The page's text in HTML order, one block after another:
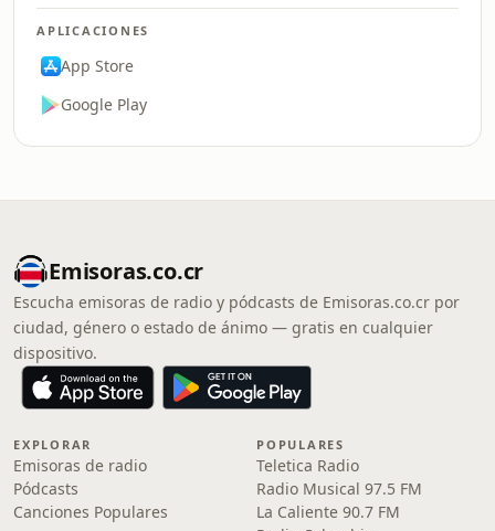
APLICACIONES
App Store
Google Play
Emisoras.co.cr
Escucha emisoras de radio y pódcasts de Emisoras.co.cr por
ciudad, género o estado de ánimo — gratis en cualquier
dispositivo.
EXPLORAR
Emisoras de radio
Pódcasts
Canciones Populares
POPULARES
Teletica Radio
Radio Musical 97.5 FM
La Caliente 90.7 FM